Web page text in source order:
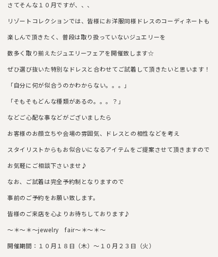
さてそんな１０月ですが、、、
リゾートコレクションでは、皆様にお洋服同様ドレスのコーディネートも
楽しんで頂きたく、普段は取り扱っていないジュエリーを
数多く取り揃えたジュエリーフェアを開催致します☆
ぜひ選び抜いた特別なドレスと合わせてご試着して頂きたいと思います！
「自分に何が似合うのかわからない。。。」
「そもそもどんな種類があるの。。。？」
などご心配な事などがございましたら
お客様のお顔立ちや会場の雰囲気、ドレスとの相性などを考え
スタイリストからもお似合いになるアイテムをご提案させて頂きますので
お気軽にご相談下さいませ♪
なお、ご試着は完全予約制となりますので
事前のご予約をお願い致します。
皆様のご来店を心よりお待ちしております♪
～＊～＊～jewelry fair～＊～＊～
開催期間：１０月１８日（木）～１０月２３日（火）